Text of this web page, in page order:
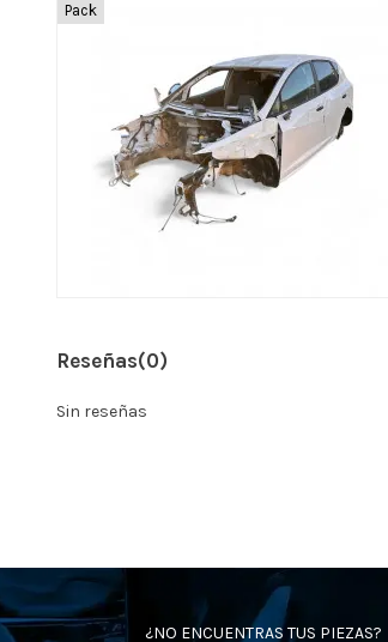
Pack
Reseñas(0)
Sin reseñas
¿NO ENCUENTRAS TUS PIEZAS?